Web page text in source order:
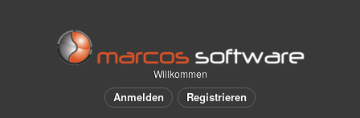
Willkommen
Anmelden Registrieren